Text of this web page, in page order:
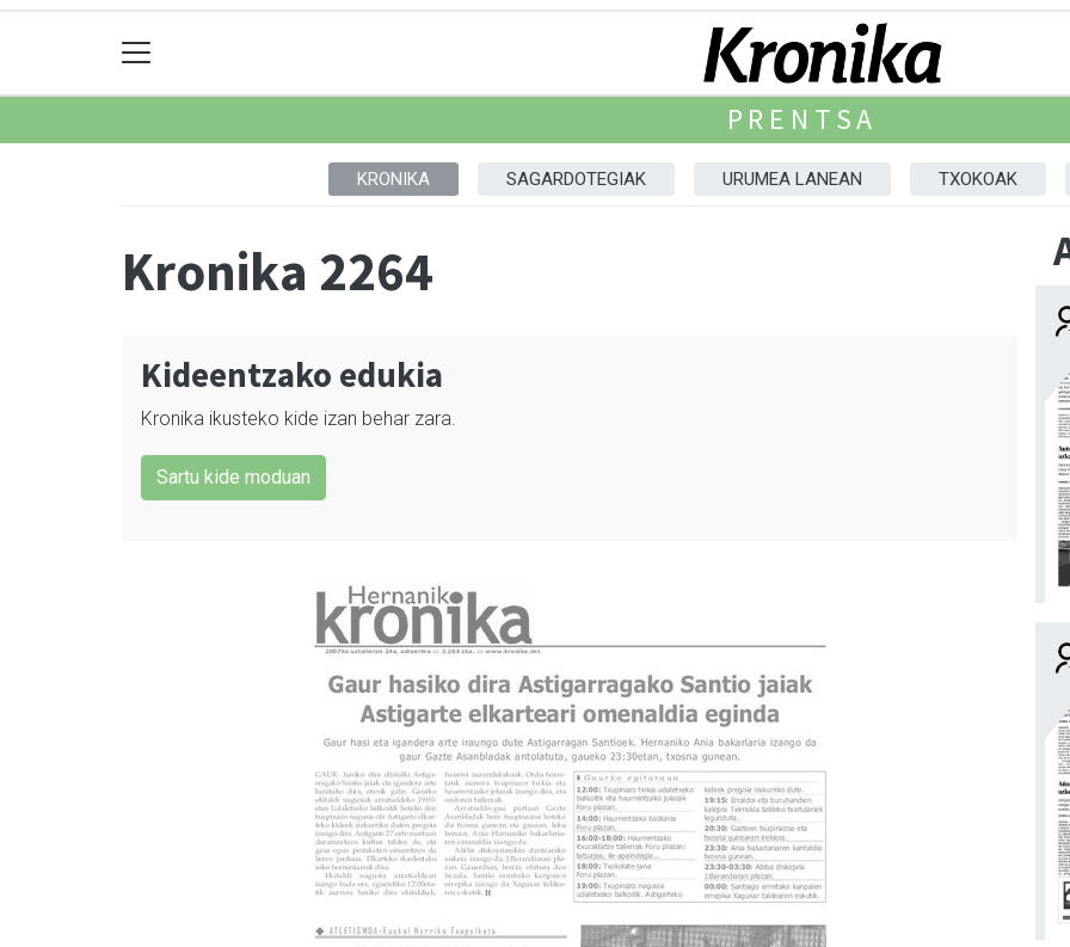
PRENTSA
KRONIKA SAGARDOTEGIAK URUMEA LANEAN TXOKOAK
Kronika 2264
Kideentzako edukia
Kronika ikusteko kide izan behar zara.
Sartu kide moduan